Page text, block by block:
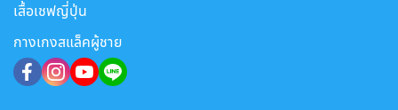
เสื้อเชฟญี่ปุ่น
กางเกงสแล็คผู้ชาย